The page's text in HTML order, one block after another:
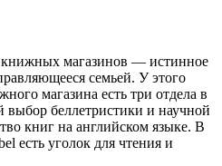
книжных магазинов — истинное
семьей. У этого
магазина есть три отдела в
выбор беллетристики и научной
книг на английском языке. В
есть уголок для чтения и